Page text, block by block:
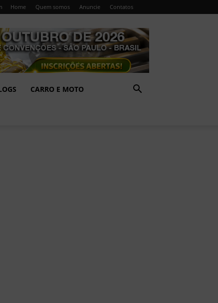
Home Quem somos Anuncie Contatos
CARRO E MOTO